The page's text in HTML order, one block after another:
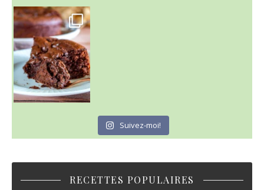
~ GÂTEAU FONDANT CHOCO NOISETTE ~
C'est lundi
Suivez-moi!
RECETTES POPULAIRES